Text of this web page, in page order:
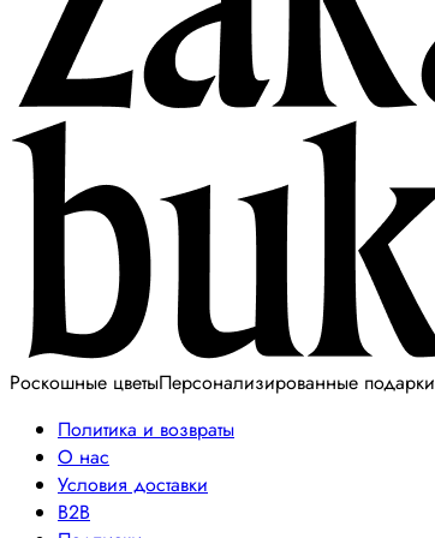
Роскошные цветыПерсонализированные подарки
Политика и возвраты
О нас
Условия доставки
B2B